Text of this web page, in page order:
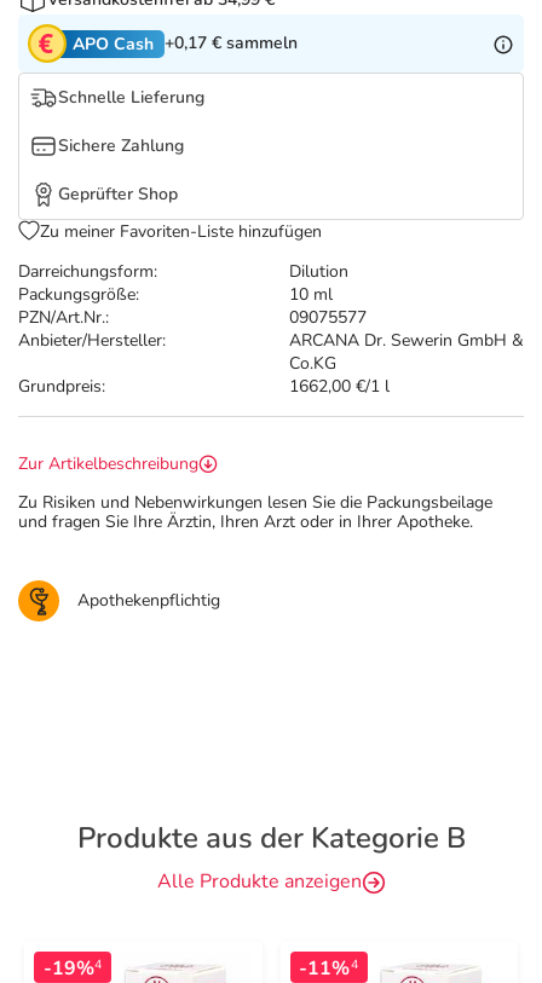
Tierapotheke
Vitamine & Mineralstoffe
Marken
Salus Deals
Darreichungsform:
Dilution
Packungsgröße:
10 ml
PZN/Art.Nr.:
09075577
Anbieter/Hersteller:
ARCANA Dr. Sewerin GmbH &
Co.KG
Grundpreis:
1662,00 €/1 l
APO Cash +0,17 € sammeln
Schnelle Lieferung
Sichere Zahlung
Geprüfter Shop
Zu meiner Favoriten-Liste hinzufügen
Zur Artikelbeschreibung
Zu Risiken und Nebenwirkungen lesen Sie die Packungsbeilage
und fragen Sie Ihre Ärztin, Ihren Arzt oder in Ihrer Apotheke.
Apothekenpflichtig
Produkte aus der Kategorie B
Alle Produkte anzeigen
-19%4 -11%4